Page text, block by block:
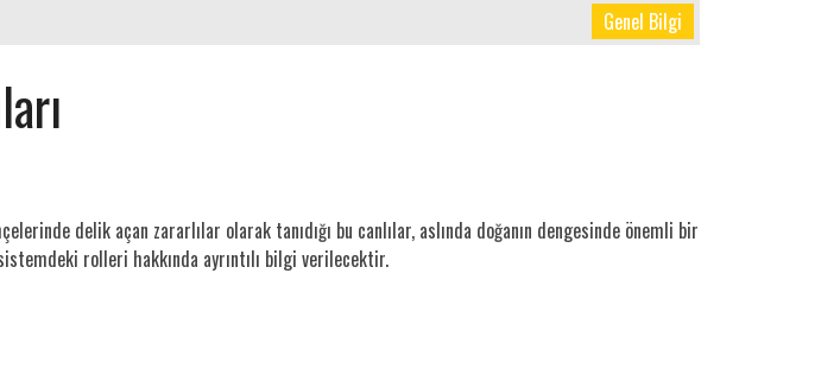
Genel Bilgi
delik açan zararlılar olarak tanıdığı bu canlılar, aslında doğanın dengesinde önemli bir
rolleri hakkında ayrıntılı bilgi verilecektir.